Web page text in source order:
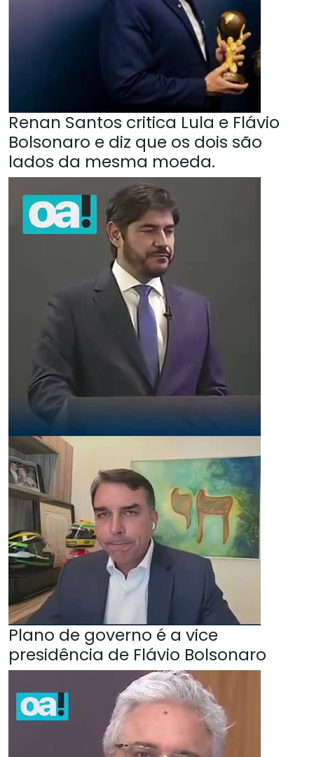
Renan Santos critica Lula e Flávio
Bolsonaro e diz que os dois são
lados da mesma moeda.
Plano de governo é a vice
presidência de Flávio Bolsonaro